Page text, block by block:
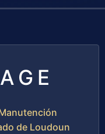
de Loudoun